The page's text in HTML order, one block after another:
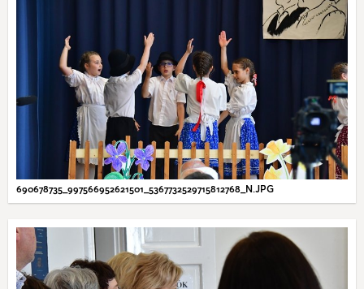
690678735_997566952621501_5367732529715812768_N.JPG